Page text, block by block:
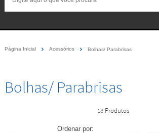
Página Inicial Acessórios Bolhas/ Parabrisas
Bolhas/ Parabrisas
18
Ordenar por: